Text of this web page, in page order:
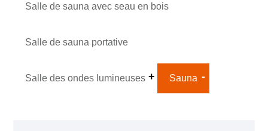
Salle de sauna avec seau en bois
Salle de sauna portative
Salle des ondes lumineuses Sauna